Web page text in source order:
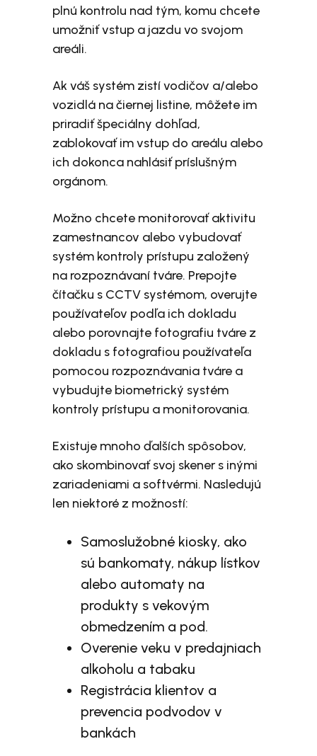
plnú kontrolu nad tým, komu chcete
umožniť vstup a jazdu vo svojom
areáli.
Ak váš systém zistí vodičov a/alebo
vozidlá na čiernej listine, môžete im
priradiť špeciálny dohľad,
zablokovať im vstup do areálu alebo
ich dokonca nahlásiť príslušným
orgánom.
Možno chcete monitorovať aktivitu
zamestnancov alebo vybudovať
systém kontroly prístupu založený
na rozpoznávaní tváre. Prepojte
čítačku s CCTV systémom, overujte
používateľov podľa ich dokladu
alebo porovnajte fotografiu tváre z
dokladu s fotografiou používateľa
pomocou rozpoznávania tváre a
vybudujte biometrický systém
kontroly prístupu a monitorovania.
Existuje mnoho ďalších spôsobov,
ako skombinovať svoj skener s inými
zariadeniami a softvérmi. Nasledujú
len niektoré z možností:
Samoslužobné kiosky, ako
sú bankomaty, nákup lístkov
alebo automaty na
produkty s vekovým
obmedzením a pod.
Overenie veku v predajniach
alkoholu a tabaku
Registrácia klientov a
prevencia podvodov v
bankách